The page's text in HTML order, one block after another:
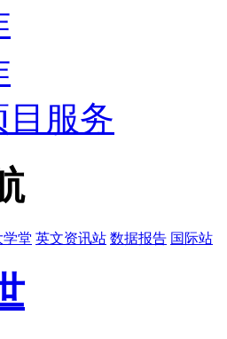
目服务
学堂 英文资讯站 数据报告 国际站